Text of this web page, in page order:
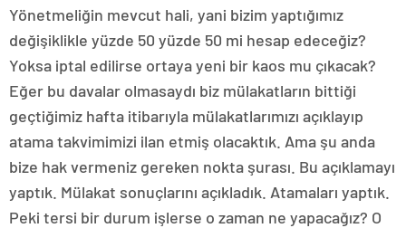
Yönetmeliğin mevcut hali, yani bizim yaptığımız
değişiklikle yüzde 50 yüzde 50 mi hesap edeceğiz?
Yoksa iptal edilirse ortaya yeni bir kaos mu çıkacak?
Eğer bu davalar olmasaydı biz mülakatların bittiği
geçtiğimiz hafta itibarıyla mülakatlarımızı açıklayıp
atama takvimimizi ilan etmiş olacaktık. Ama şu anda
bize hak vermeniz gereken nokta şurası. Bu açıklamayı
yaptık. Mülakat sonuçlarını açıkladık. Atamaları yaptık.
Peki tersi bir durum işlerse o zaman ne yapacağız? O